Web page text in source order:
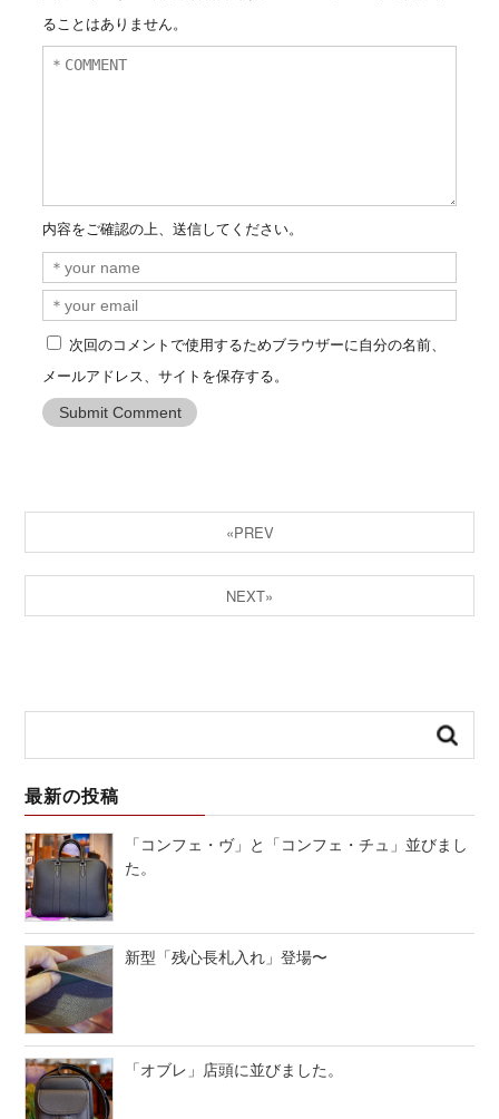
ることはありません。
内容をご確認の上、送信してください。
次回のコメントで使用するためブラウザーに自分の名前、
メールアドレス、サイトを保存する。
«PREV
NEXT»
最新の投稿
「コンフェ・ヴ」と「コンフェ・チュ」並びまし
た。
新型「残心長札入れ」登場〜
「オブレ」店頭に並びました。